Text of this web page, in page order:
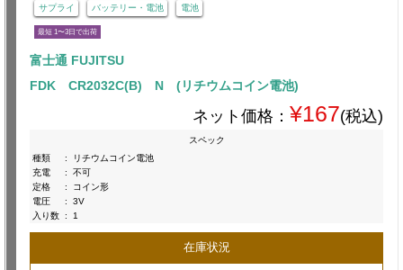
サプライ バッテリー・電池 電池
最短 1〜3日で出荷
富士通 FUJITSU
FDK CR2032C(B) N (リチウムコイン電池)
ネット価格： ¥167(税込)
スペック
種類
:
リチウムコイン電池
充電
:
不可
定格
:
コイン形
電圧
:
3V
入り数 : 1
在庫状況